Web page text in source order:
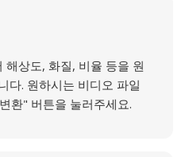
해상도, 화질, 비율 등을 원
다. 원하시는 비디오 파일
환" 버튼을 눌러주세요.